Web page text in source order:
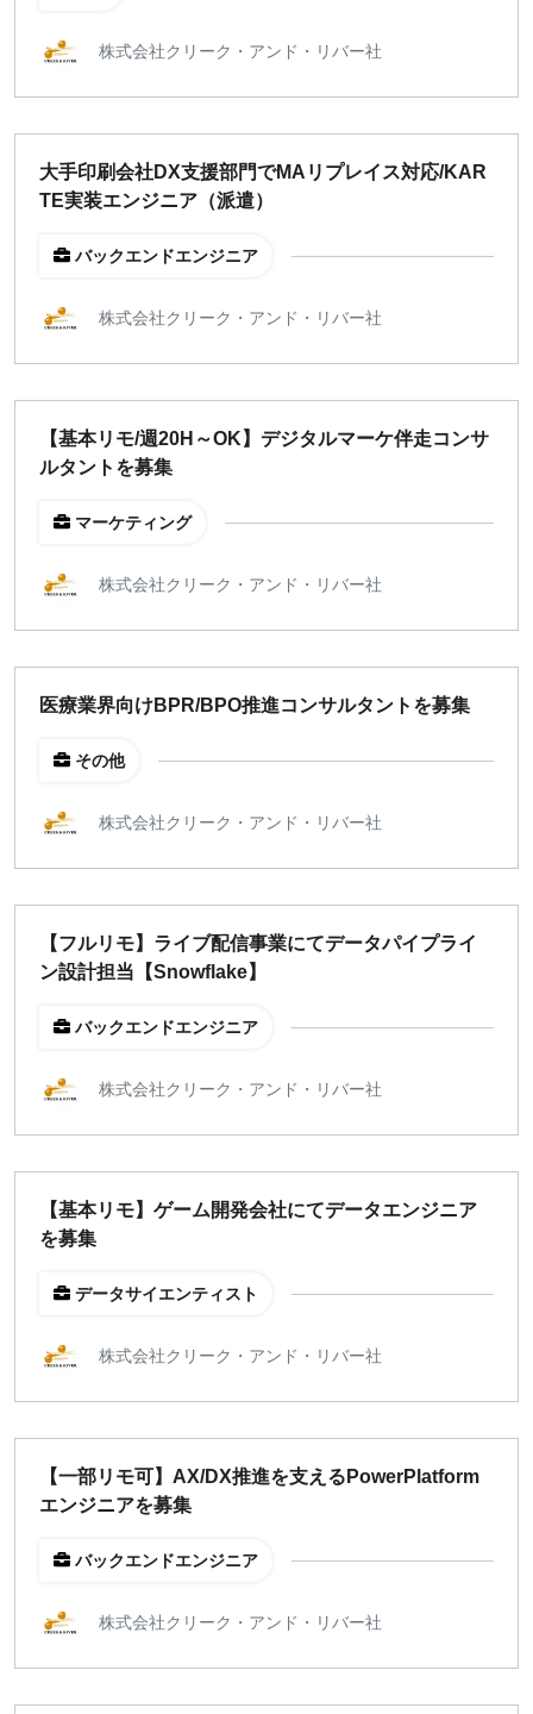
新規事業
稼働時間
週4日
週2日
東京
名古屋
福岡
募集中のみ表示
1,500円 以上
指定なし 検索
株式会社クリーク・アンド・リバー社
大手印刷会社DX支援部門でMAリプレイス対応/KAR
TE実装エンジニア（派遣）
バックエンドエンジニア
株式会社クリーク・アンド・リバー社
【基本リモ/週20H～OK】デジタルマーケ伴走コンサ
ルタントを募集
マーケティング
株式会社クリーク・アンド・リバー社
医療業界向けBPR/BPO推進コンサルタントを募集
その他
株式会社クリーク・アンド・リバー社
【フルリモ】ライブ配信事業にてデータパイプライ
ン設計担当【Snowflake】
バックエンドエンジニア
株式会社クリーク・アンド・リバー社
【基本リモ】ゲーム開発会社にてデータエンジニア
を募集
データサイエンティスト
株式会社クリーク・アンド・リバー社
【一部リモ可】AX/DX推進を支えるPowerPlatform
エンジニアを募集
バックエンドエンジニア
株式会社クリーク・アンド・リバー社